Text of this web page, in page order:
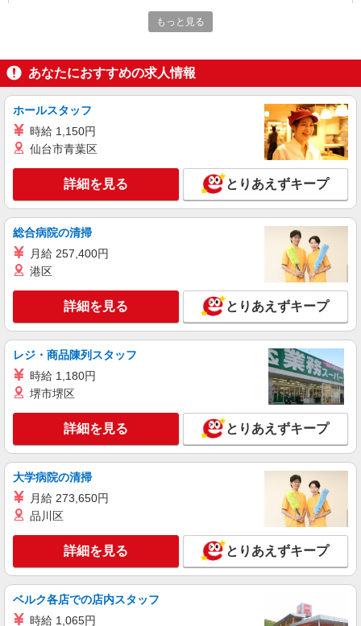
学童保育の保育士
月給 211,114円 賞与あり 交通費あり／交通費
ます 経験を考慮します
■学童保育フューチャーテーブル 中川店（学童
保育） 神奈川県横浜市都筑区中川1丁目13－1 サ
ンモール・ヒル 1F1階
キープ 詳細を見る
派遣社員
株式会社アスカ 横浜支店（jb591102）
私立認可保育園の保育士
時給 1,600円 〜 1,650円 ※給与幅は経験・能
■中川小桜愛児園（私立認可保育園） 神奈川県
横浜市都筑区中川111ふれあい中川4階
キープ 詳細を見る
アルバイト パート
株式会社アスカ 横浜支店（jb650003）
私立認可保育園の保育士
時給 1,240円 〜 2,000円 ※給与幅は経験・能
力により考慮 交通費あり／全額支給 ◆3時間限定
パート 時給2,000円 ◆エリア常勤パート 時給
1,500円 ◆園固定パート 時給1240円スタート 月
120時間勤務実績がある方は時給＋100円 ※勤務時
間ではなく拘束時間で給与をお支払いしてくださ
■コビープリスクールなかまちだい（私立認可
保育園） 神奈川県横浜市都筑区勝田町2991
キープ 詳細を見る
正社員
株式会社アスカ 横浜支店（jb627345）
学童保育の保育士
月給 211,114円 賞与あり 交通費あり／交通費
支給（上限 20000円/月） 昇給／1年ごとにあり
■学童保育フューチャーテーブル 都筑ふれあ
いの丘店（学童保育） 神奈川県横浜市都筑区葛が
もっと見る
あなたにおすすめの求人情報
ホールスタッフ
時給 1,150円
仙台市青葉区
詳細を見る とりあえずキープ
総合病院の清掃
月給 257,400円
港区
詳細を見る とりあえずキープ
レジ・商品陳列スタッフ
時給 1,180円
堺市堺区
詳細を見る とりあえずキープ
大学病院の清掃
月給 273,650円
品川区
詳細を見る とりあえずキープ
ベルク各店での店内スタッフ
時給 1,065円